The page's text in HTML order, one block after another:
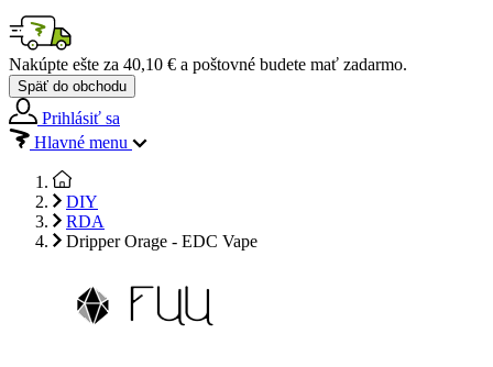
Nakúpte ešte za 40,10 € a poštovné budete mať zadarmo.
Späť do obchodu
Prihlásiť sa
Hlavné menu
DIY
RDA
Dripper Orage - EDC Vape